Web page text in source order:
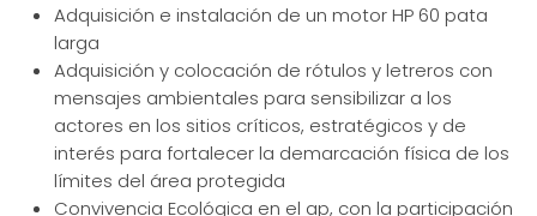
Adquisición e instalación de un motor HP 60 pata
larga
Adquisición y colocación de rótulos y letreros con
mensajes ambientales para sensibilizar a los
actores en los sitios críticos, estratégicos y de
interés para fortalecer la demarcación física de los
límites del área protegida
Convivencia Ecológica en el ap, con la participación